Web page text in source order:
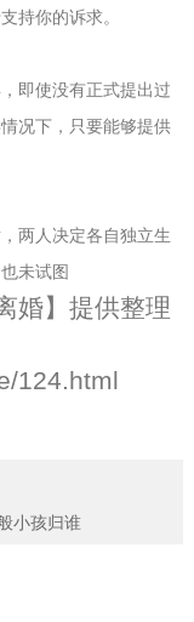
持你的诉求。
即使没有正式提出过
况下，只要能够提供
两人决定各自独立生
未试图
婚】提供整理
124.html
小孩归谁